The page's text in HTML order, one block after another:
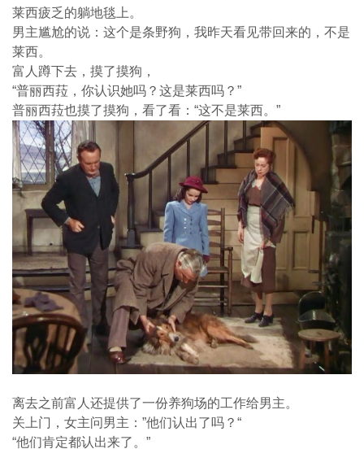
莱西疲乏的躺地毯上。
男主尴尬的说：这个是条野狗， 我昨天看见带回来的，不是
莱西。
富人蹲下去，摸了摸狗，
“普丽西菈，你认识她吗？这是莱西吗？”
普丽西菈也摸了摸狗，看了看：“这不是莱西。”
离去之前富人还提供了一份养狗场的工作给男主。
关上门，女主问男主：”他们认出了吗？“
“他们肯定都认出来了。”